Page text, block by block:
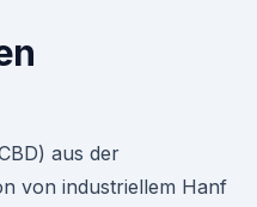
aus der
von industriellem Hanf